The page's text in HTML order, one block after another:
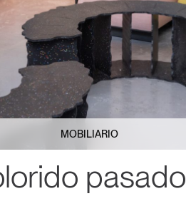
MOBILIARIO
pasado